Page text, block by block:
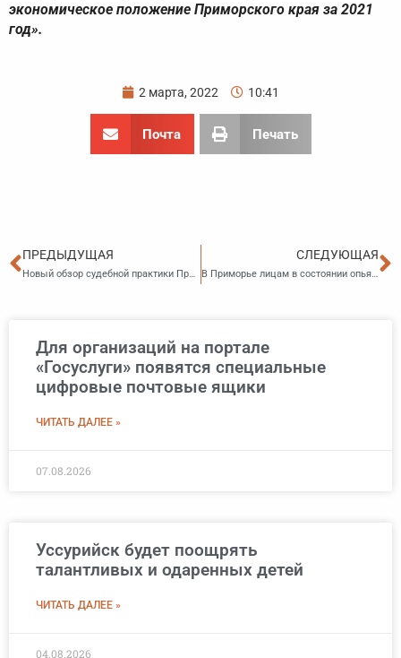
экономическое положение Приморского края за 2021
год».
2 марта, 2022 10:41
Почта Печать
Пред
ПРЕДЫДУЩАЯ
Новый обзор судебной практики Приморского краевого суда
СЛЕДУЮЩАЯ
В Приморье лицам в состоянии опьянения запрещается выгуливать домашних животных
Для организаций на портале
«Госуслуги» появятся специальные
цифровые почтовые ящики
ЧИТАТЬ ДАЛЕЕ »
07.08.2026
Уссурийск будет поощрять
талантливых и одаренных детей
ЧИТАТЬ ДАЛЕЕ »
04.08.2026